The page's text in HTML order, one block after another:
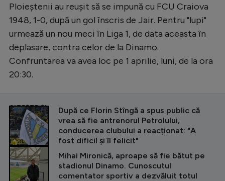
Ploieștenii au reușit să se impună cu FCU Craiova
1948, 1-0, după un gol înscris de Jair. Pentru "lupi"
urmează un nou meci în Liga 1, de data aceasta în
deplasare, contra celor de la Dinamo.
Confruntarea va avea loc pe 1 aprilie, luni, de la ora
20:30.
CITEȘTE ȘI
După ce Florin Stîngă a spus public că
vrea să fie antrenorul Petrolului,
conducerea clubului a reacționat: "A
fost dificil și îl felicit"
Mihai Mironică, aproape să fie bătut pe
stadionul Dinamo. Cunoscutul
comentator sportiv a dezvăluit totul